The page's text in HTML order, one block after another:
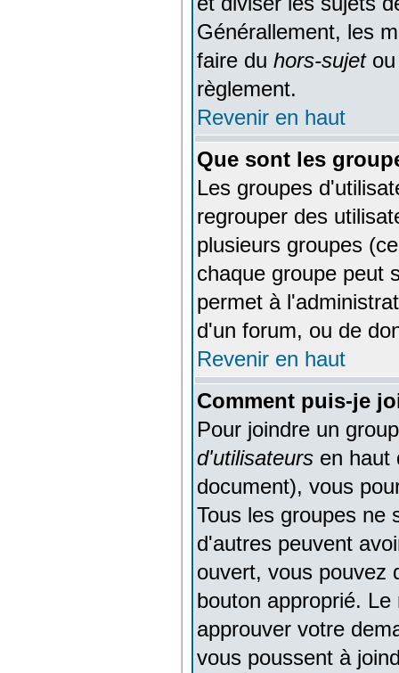
Générallement, les
faire du hors-sujetou
règlement.
Revenir en haut
Que sont les
Les groupes
regrouper des
plusieurs groupes
chaque groupe peut
permet à
d'un forum, ou de
Revenir en haut
Comment puis-je
Pour joindre un
d'utilisateurs en haut
document), vous
Tous les groupes ne
d'autres peuvent
ouvert, vous pouvez
bouton approprié.
approuver votre
vous poussent à